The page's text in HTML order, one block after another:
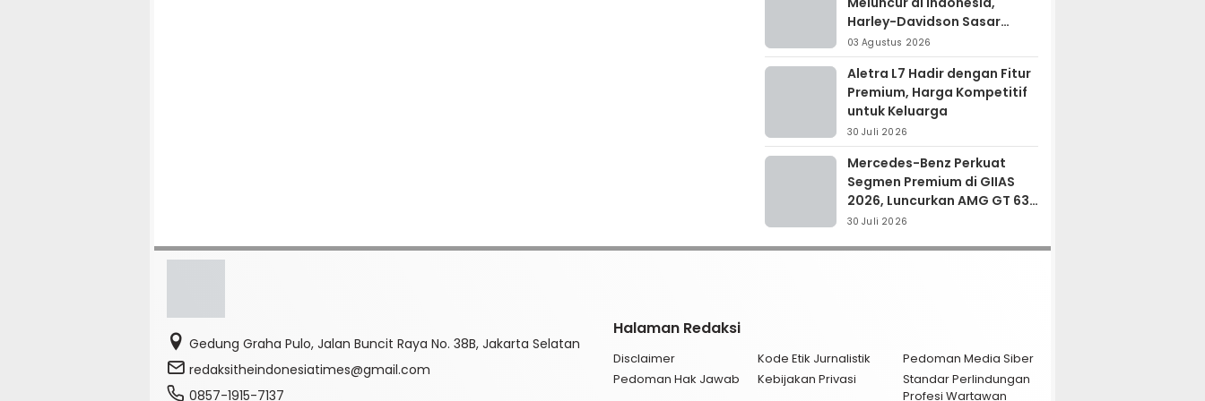
Harley-Davidson Sasar
Kolektor Motor Premium
03 Agustus 2026
Aletra L7 Hadir dengan Fitur
Premium, Harga Kompetitif
untuk Keluarga
30 Juli 2026
Mercedes-Benz Perkuat
Segmen Premium di GIIAS
2026, Luncurkan AMG GT 63
PRO dan GLC 200
30 Juli 2026
Gedung Graha Pulo, Jalan Buncit Raya No. 38B, Jakarta Selatan
redaksitheindonesiatimes@gmail.com
0857-1915-7137
Halaman Redaksi
Disclaimer Kode Etik Jurnalistik
Pedoman Media Siber
Pedoman Hak Jawab
Kebijakan Privasi
Standar Perlindungan
Profesi Wartawan